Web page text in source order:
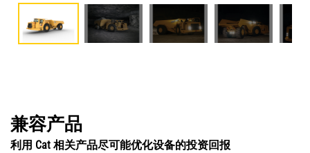
兼容产品
利用 Cat 相关产品尽可能优化设备的投资回报